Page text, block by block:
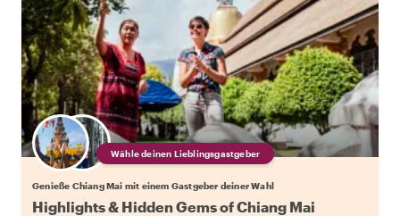
Wähle deinen Lieblingsgastgeber
Genieße Chiang Mai mit einem Gastgeber deiner Wahl
Highlights & Hidden Gems of Chiang Mai